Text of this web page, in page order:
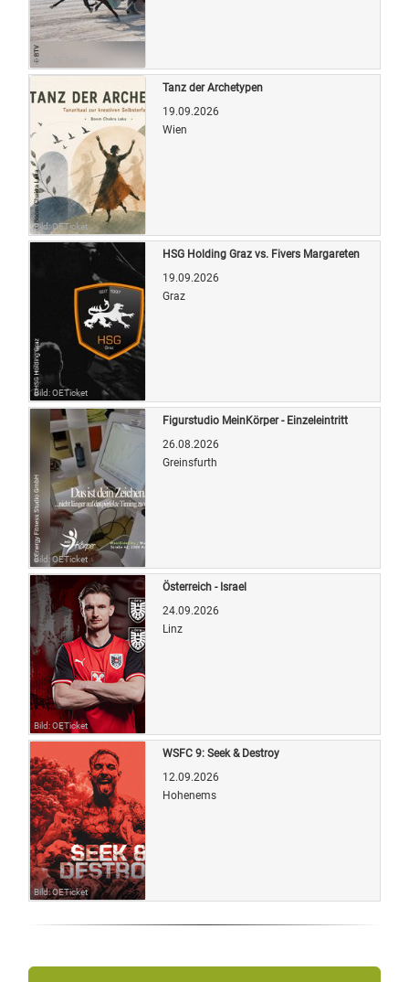
Bild: OETicket
Bild: OETicket
Tanz der Archetypen
19.09.2026
Wien
Bild: OETicket
HSG Holding Graz vs. Fivers Margareten
19.09.2026
Graz
Bild: OETicket
Figurstudio MeinKörper - Einzeleintritt
26.08.2026
Greinsfurth
Bild: OETicket
Österreich - Israel
24.09.2026
Linz
Bild: OETicket
WSFC 9: Seek & Destroy
12.09.2026
Hohenems